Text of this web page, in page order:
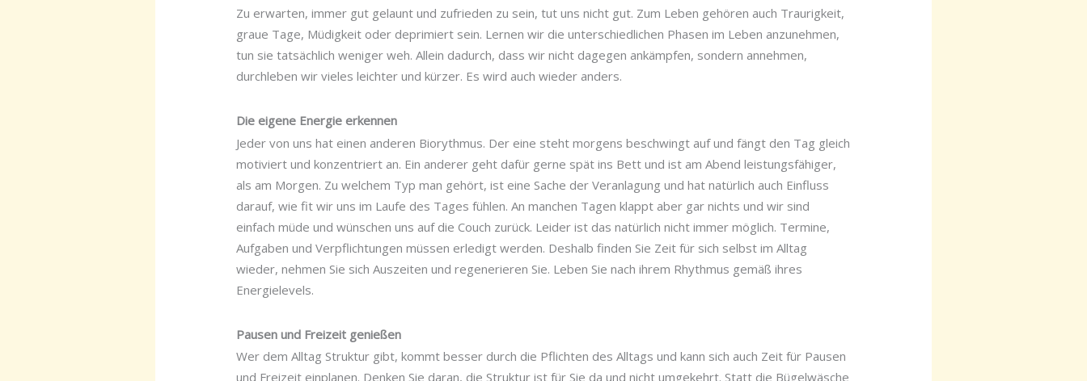
Zu erwarten, immer gut gelaunt und zufrieden zu sein, tut uns nicht gut. Zum Leben gehören auch Traurigkeit,
graue Tage, Müdigkeit oder deprimiert sein. Lernen wir die unterschiedlichen Phasen im Leben anzunehmen,
tun sie tatsächlich weniger weh. Allein dadurch, dass wir nicht dagegen ankämpfen, sondern annehmen,
durchleben wir vieles leichter und kürzer. Es wird auch wieder anders.
Die eigene Energie erkennen
Jeder von uns hat einen anderen Biorythmus. Der eine steht morgens beschwingt auf und fängt den Tag gleich
motiviert und konzentriert an. Ein anderer geht dafür gerne spät ins Bett und ist am Abend leistungsfähiger,
als am Morgen. Zu welchem Typ man gehört, ist eine Sache der Veranlagung und hat natürlich auch Einfluss
darauf, wie fit wir uns im Laufe des Tages fühlen. An manchen Tagen klappt aber gar nichts und wir sind
einfach müde und wünschen uns auf die Couch zurück. Leider ist das natürlich nicht immer möglich. Termine,
Aufgaben und Verpflichtungen müssen erledigt werden. Deshalb finden Sie Zeit für sich selbst im Alltag
wieder, nehmen Sie sich Auszeiten und regenerieren Sie. Leben Sie nach ihrem Rhythmus gemäß ihres
Energielevels.
Pausen und Freizeit genießen
Wer dem Alltag Struktur gibt, kommt besser durch die Pflichten des Alltags und kann sich auch Zeit für Pausen
und Freizeit einplanen. Denken Sie daran, die Struktur ist für Sie da und nicht umgekehrt. Statt die Bügelwäsche